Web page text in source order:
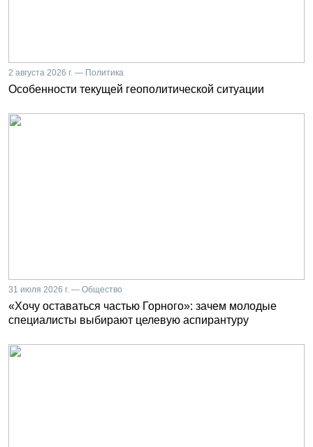
2 августа 2026 г. — Политика
Особенности текущей геополитической ситуации
31 июля 2026 г. — Общество
«Хочу оставаться частью Горного»: зачем молодые
специалисты выбирают целевую аспирантуру